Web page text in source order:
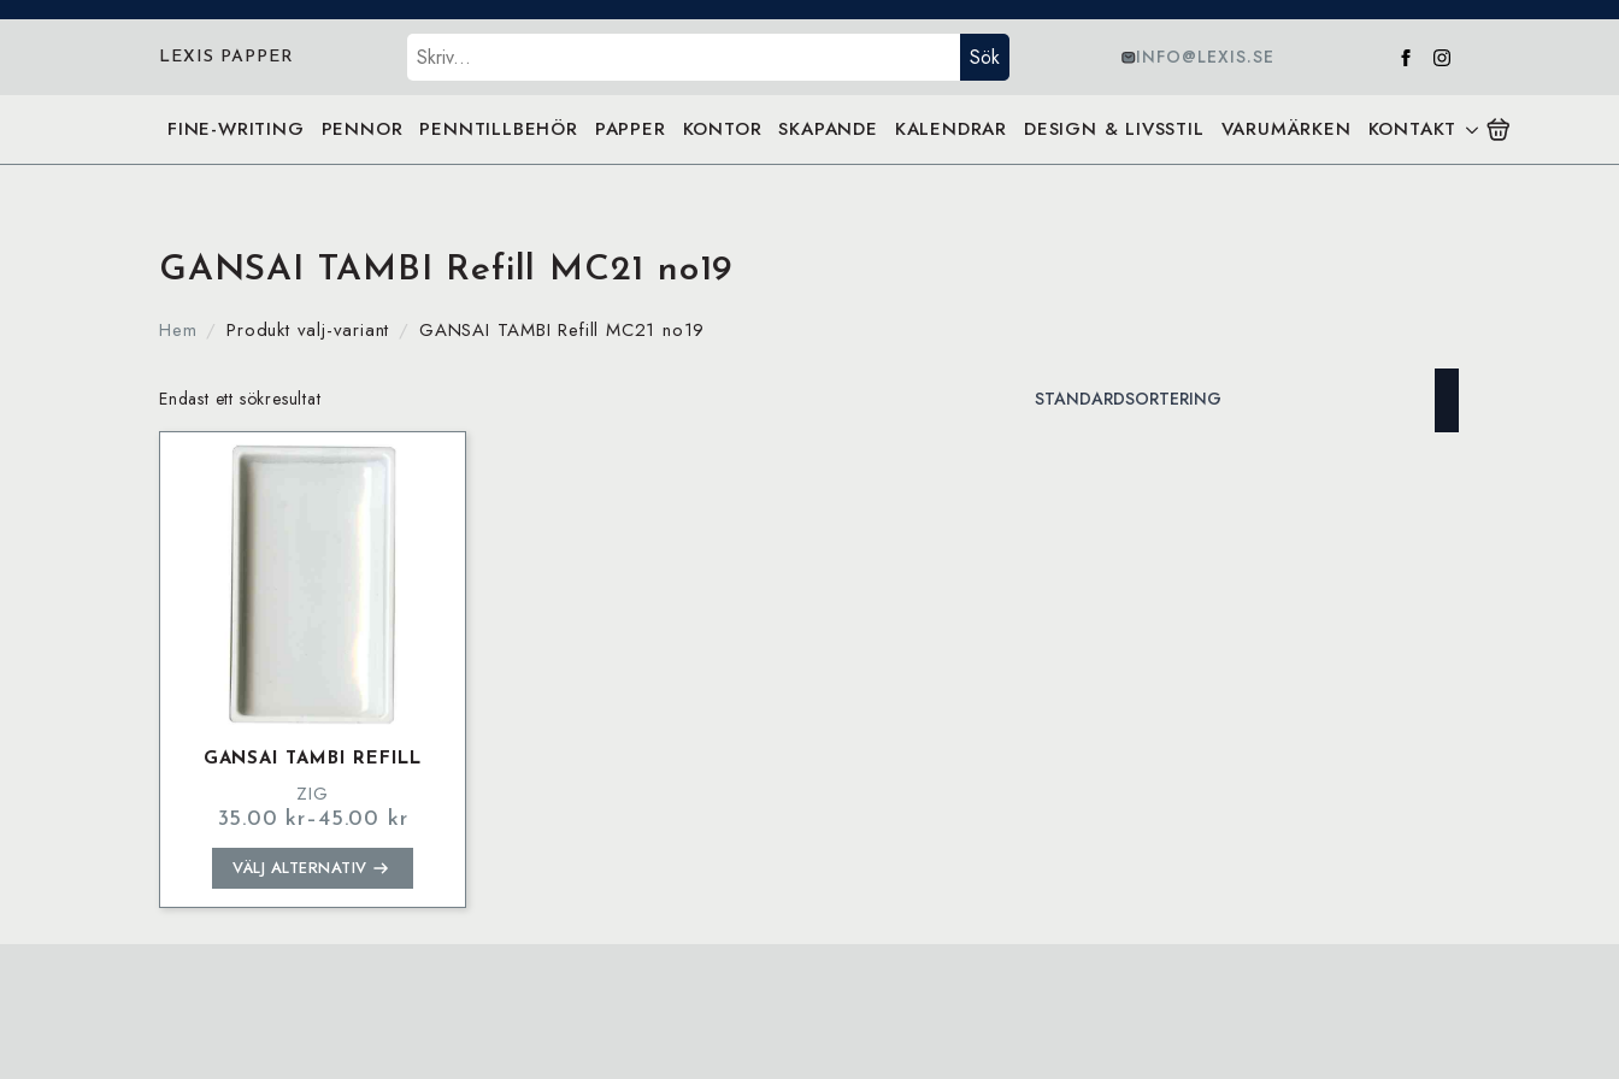
LEXIS PAPPER Sök Sök INFO@LEXIS.SE
FINE-WRITING PENNOR PENNTILLBEHÖR PAPPER KONTOR SKAPANDE KALENDRAR DESIGN & LIVSSTIL VARUMÄRKEN KONTAKT
GANSAI TAMBI Refill MC21 no19
Hem Produkt valj-variant GANSAI TAMBI Refill MC21 no19
Endast ett sökresultat
GANSAI TAMBI REFILL
ZIG
35.00 kr– 45.00 kr
Prisintervall:
35.00 kr
till
45.00 kr
VÄLJ ALTERNATIV
Den
här
produkten